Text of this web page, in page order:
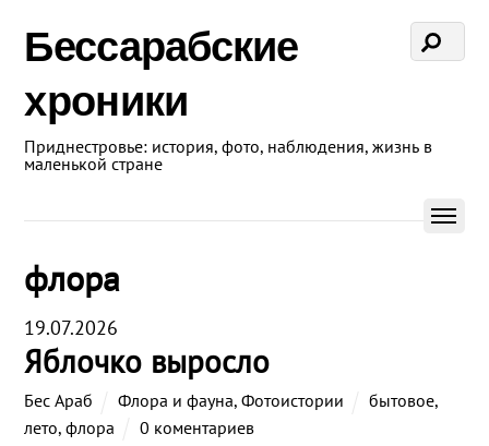
Бессарабские
хроники
Приднестровье: история, фото, наблюдения, жизнь в
маленькой стране
флора
19.07.2026
Яблочко выросло
Бес Араб Флора и фауна,Фотоистории бытовое,
лето,флора 0 коментариев